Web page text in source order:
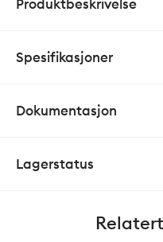
Produktbeskrivelse
Spesifikasjoner
Dokumentasjon
Lagerstatus